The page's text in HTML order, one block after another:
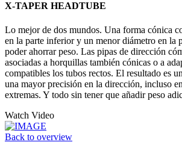
X-TAPER HEADTUBE
Lo mejor de dos mundos. Una forma cónica
en la parte inferior y un menor diámetro en la
poder ahorrar peso. Las pipas de dirección
asociadas a horquillas también cónicas o a
compatibles los tubos rectos. El resultado es
una mayor precisión en la dirección, incluso
extremas. Y todo sin tener que añadir peso
Watch Video
Back to overview